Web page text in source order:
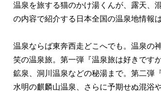
温泉を旅する猫のかけ湯くんが、露天、
の内容で紹介する日本全国の温泉地情報
温泉ならば東奔西走どこへでも。温泉の
笑の温泉旅。第一弾『温泉旅は好きです
鉱泉、洞川温泉などの秘湯まで。第二弾
水明の麒麟山温泉、さらに予期せぬ混浴